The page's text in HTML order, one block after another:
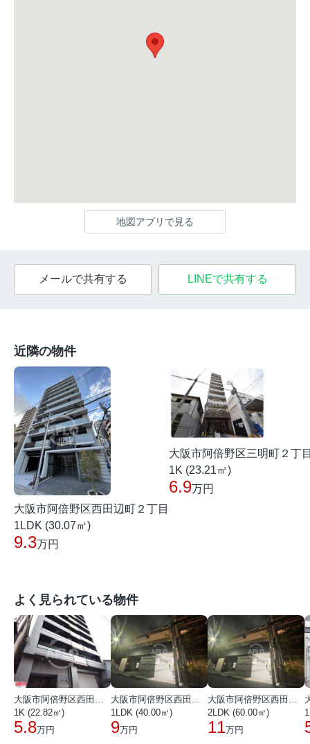
地図アプリで見る
メールで共有する LINEで共有する
近隣の物件
大阪市阿倍野区西田辺町２丁目
1LDK (30.07㎡)
9.3万円
大阪市阿倍野区三明町２丁
1K (23.21㎡)
6.9万円
よく見られている物件
大阪市阿倍野区西田辺町１丁目
1K (22.82㎡)
5.8万円
大阪市阿倍野区西田辺町１丁目
1LDK (40.00㎡)
9万円
大阪市阿倍野区西田辺町１丁目
2LDK (60.00㎡)
11万円